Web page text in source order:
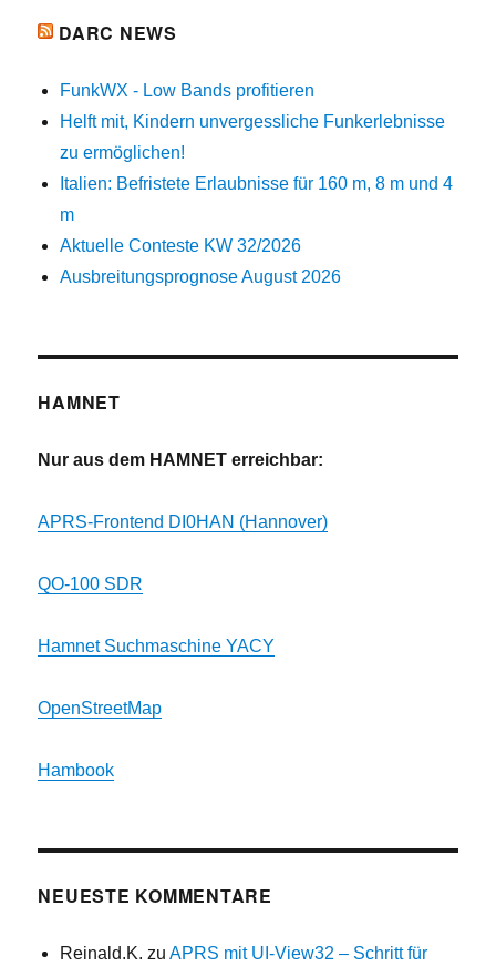
DARC NEWS
FunkWX - Low Bands profitieren
Helft mit, Kindern unvergessliche Funkerlebnisse
zu ermöglichen!
Italien: Befristete Erlaubnisse für 160 m, 8 m und 4
m
Aktuelle Conteste KW 32/2026
Ausbreitungsprognose August 2026
HAMNET
Nur aus dem HAMNET erreichbar:
APRS-Frontend DI0HAN (Hannover)
QO-100 SDR
Hamnet Suchmaschine YACY
OpenStreetMap
Hambook
NEUESTE KOMMENTARE
Reinald.K. zuAPRS mit UI-View32 – Schritt für